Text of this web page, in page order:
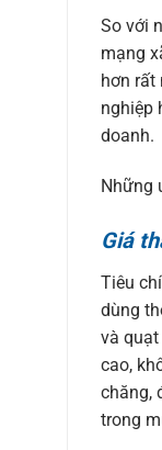
So với
mạng
hơn rất
nghiệp
doanh.
Những
Giá
Tiêu
dùng
và
cao,
chăng,
trong